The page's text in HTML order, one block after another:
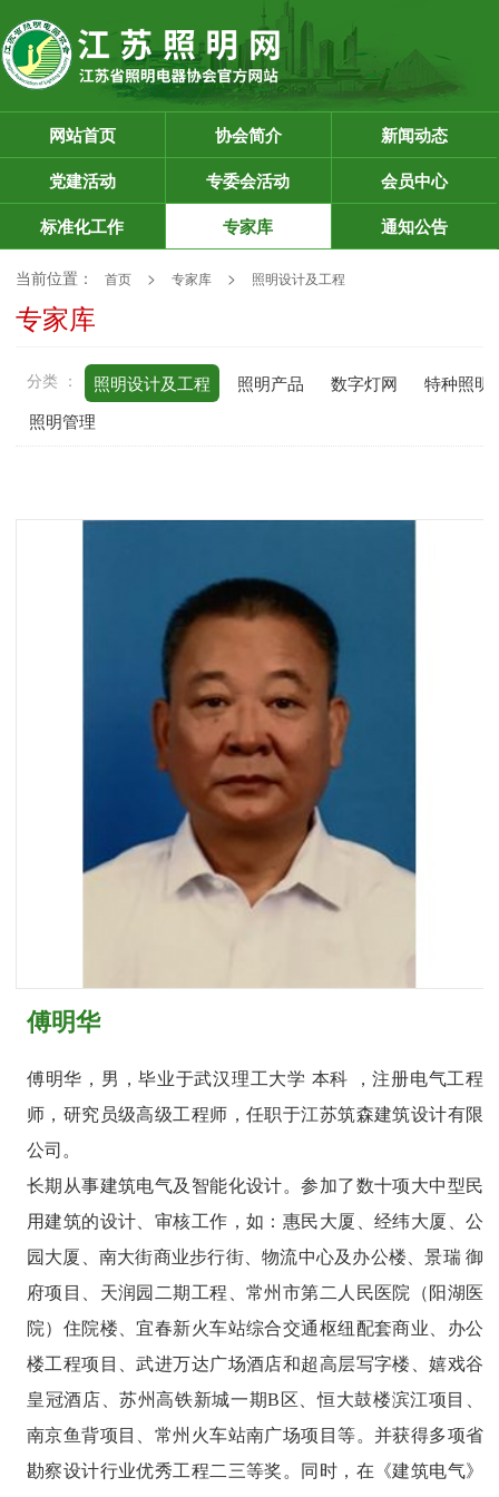
网站首页 协会简介 新闻动态
党建活动 专委会活动 会员中心
标准化工作 专家库 通知公告
当前位置： 首页 > 专家库 > 照明设计及工程
专家库
分类 ： 照明设计及工程 照明产品 数字灯网
特种照明
照明管理
傅明华
傅明华，男，毕业于武汉理工大学 本科 ，注册电气工程
师，研究员级高级工程师，任职于江苏筑森建筑设计有限
公司。
长期从事建筑电气及智能化设计。参加了数十项大中型民
用建筑的设计、审核工作，如：惠民大厦、经纬大厦、公
园大厦、南大街商业步行街、物流中心及办公楼、景瑞 御
府项目、天润园二期工程、常州市第二人民医院（阳湖医
院）住院楼、宜春新火车站综合交通枢纽配套商业、办公
楼工程项目、武进万达广场酒店和超高层写字楼、嬉戏谷
皇冠酒店、苏州高铁新城一期B区、恒大鼓楼滨江项目、
南京鱼背项目、常州火车站南广场项目等。并获得多项省
勘察设计行业优秀工程二三等奖。同时，在《建筑电气》